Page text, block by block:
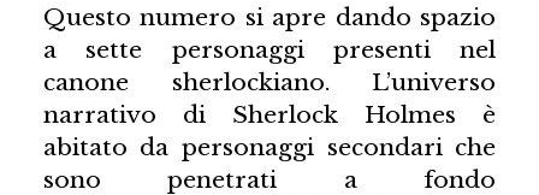
Questo numero si apre dando spazio
a sette personaggi presenti nel
canone sherlockiano. L’universo
narrativo di Sherlock Holmes è
abitato da personaggi secondari che
sono penetrati a fondo